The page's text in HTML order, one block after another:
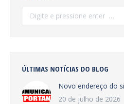
Search:
ÚLTIMAS NOTÍCIAS DO BLOG
Novo endereço do
20 de julho de 2026